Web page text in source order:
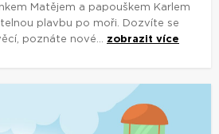
Matějem a papouškem Karlem
plavbu po moři. Dozvíte se
poznáte nové... zobrazit více